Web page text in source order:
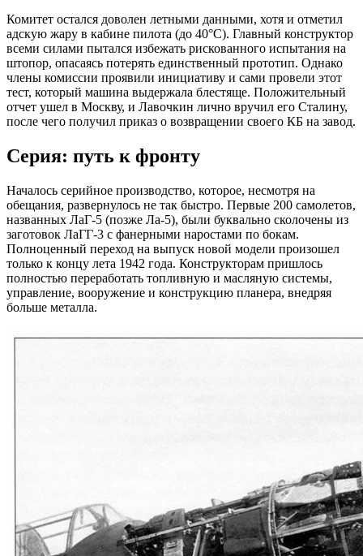
Комитет остался доволен летными данными, хотя и отметил
адскую жару в кабине пилота (до 40°C). Главный конструктор
всеми силами пытался избежать рискованного испытания на
штопор, опасаясь потерять единственный прототип. Однако
члены комиссии проявили инициативу и сами провели этот
тест, который машина выдержала блестяще. Положительный
отчет ушел в Москву, и Лавочкин лично вручил его Сталину,
после чего получил приказ о возвращении своего КБ на завод.
Серия: путь к фронту
Началось серийное производство, которое, несмотря на
обещания, развернулось не так быстро. Первые 200 самолетов,
названных ЛаГ-5 (позже Ла-5), были буквально сколочены из
заготовок ЛаГГ-3 с фанерными наростами по бокам.
Полноценный переход на выпуск новой модели произошел
только к концу лета 1942 года. Конструкторам пришлось
полностью переработать топливную и масляную системы,
управление, вооружение и конструкцию планера, внедряя
больше металла.